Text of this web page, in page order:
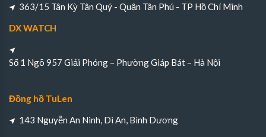
363/15 Tân Kỳ Tân Quý - Quận Tân Phú - TP Hồ Chí Minh
DX WATCH
Số 1 Ngõ 957 Giải Phóng – Phường Giáp Bát – Hà Nội
Đồng hồ TuLen
143 Nguyễn An Ninh, Di An, Bình Dương